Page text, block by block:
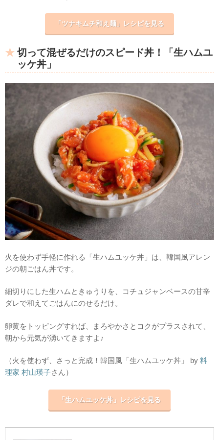
「ツナキムチ和え麺」レシピを見る
切って混ぜるだけのスピード丼！「生ハムユ
ッケ丼」
火を使わず手軽に作れる「生ハムユッケ丼」は、韓国風アレン
ジの朝ごはん丼です。
細切りにした生ハムときゅうりを、コチュジャンベースの甘辛
ダレで和えてごはんにのせるだけ。
卵黄をトッピングすれば、まろやかさとコクがプラスされて、
朝から元気が湧いてきますよ♪
（火を使わず、さっと完成！韓国風「生ハムユッケ丼」 by 料
理家 村山瑛子さん）
「生ハムユッケ丼」レシピを見る